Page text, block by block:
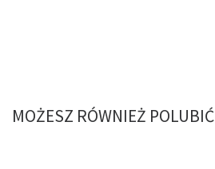
MOŻESZ RÓWNIEŻ POLUBIĆ